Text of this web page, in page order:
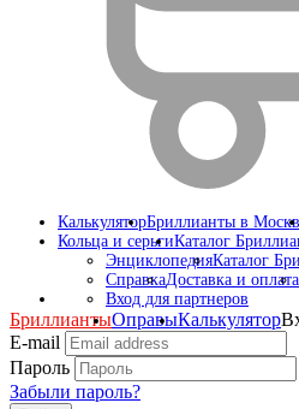
КалькуляторБриллианты в
Кольца и серьгиКаталог
ЭнциклопедияКаталог
СправкаДоставка и оплата
Вход для партнеров
БриллиантыОправыКалькулятор
E-mail
Пароль
Забыли пароль?